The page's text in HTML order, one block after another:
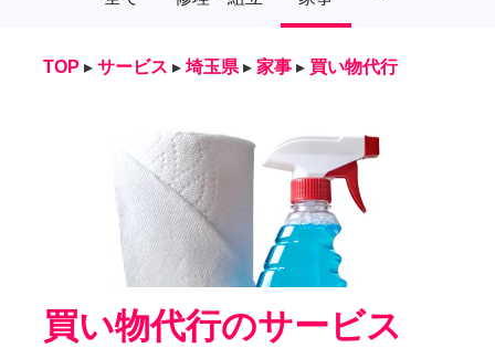
TOP ▸ サービス ▸ 埼玉県 ▸ 家事 ▸ 買い物代行
買い物代行のサービス